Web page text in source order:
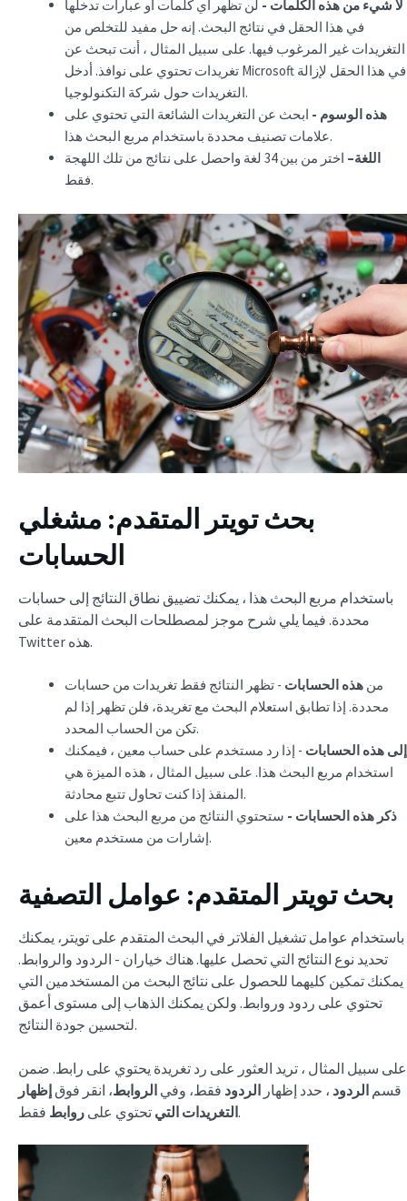
لا شيء من هذه الكلمات - لن تظهر أي كلمات أو عبارات تدخلها
في هذا الحقل في نتائج البحث. إنه حل مفيد للتخلص من
التغريدات غير المرغوب فيها. على سبيل المثال ، أنت تبحث عن
تغريدات تحتوي على نوافذ. أدخل Microsoft في هذا الحقل لإزالة
التغريدات حول شركة التكنولوجيا.
هذه الوسوم - ابحث عن التغريدات الشائعة التي تحتوي على
علامات تصنيف محددة باستخدام مربع البحث هذا.
اللغة–
اختر من بين 34 لغة واحصل على نتائج من تلك اللهجة
فقط.
بحث تويتر المتقدم: مشغلي
الحسابات
باستخدام مربع البحث هذا ، يمكنك تضييق نطاق النتائج إلى حسابات
محددة. فيما يلي شرح موجز لمصطلحات البحث المتقدمة على
Twitter هذه.
من هذه الحسابات - تظهر النتائج فقط تغريدات من حسابات
محددة. إذا تطابق استعلام البحث مع تغريدة، فلن تظهر إذا لم
تكن من الحساب المحدد.
إلى هذه الحسابات - إذا رد مستخدم على حساب معين ، فيمكنك
استخدام مربع البحث هذا. على سبيل المثال ، هذه الميزة هي
المنقذ إذا كنت تحاول تتبع محادثة.
ذكر هذه الحسابات - ستحتوي النتائج من مربع البحث هذا على
إشارات من مستخدم معين.
بحث تويتر المتقدم: عوامل التصفية
باستخدام عوامل تشغيل الفلاتر في البحث المتقدم على تويتر، يمكنك
تحديد نوع النتائج التي تحصل عليها. هناك خياران - الردود والروابط.
يمكنك تمكين كليهما للحصول على نتائج البحث من المستخدمين التي
تحتوي على ردود وروابط. ولكن يمكنك الذهاب إلى مستوى أعمق
لتحسين جودة النتائج.
على سبيل المثال ، تريد العثور على رد تغريدة يحتوي على رابط. ضمن
قسم الردود ، حدد إظهار الردود فقط، وفي الروابط، انقر فوق إظهار
التغريدات التي تحتوي على روابط فقط.